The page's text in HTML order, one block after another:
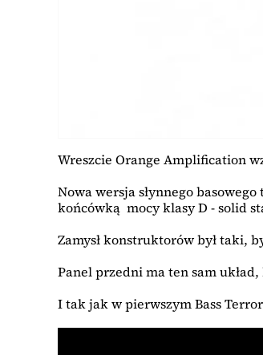
Wreszcie Orange Amplification
Nowa wersja słynnego
końcówką mocy klasy D - solid
Zamysł konstruktorów był taki,
Panel przedni ma ten sam
I tak jak w pierwszym Bass